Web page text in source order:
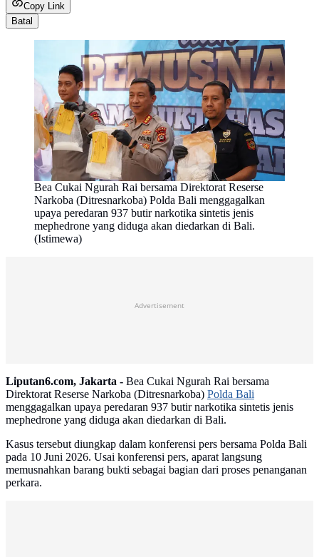
Copy Link
Batal
Bea Cukai Ngurah Rai bersama Direktorat Reserse
Narkoba (Ditresnarkoba) Polda Bali menggagalkan
upaya peredaran 937 butir narkotika sintetis jenis
mephedrone yang diduga akan diedarkan di Bali.
(Istimewa)
Advertisement
Liputan6.com, Jakarta - Bea Cukai Ngurah Rai bersama
Direktorat Reserse Narkoba (Ditresnarkoba) Polda Bali
menggagalkan upaya peredaran 937 butir narkotika sintetis jenis
mephedrone yang diduga akan diedarkan di Bali.
Kasus tersebut diungkap dalam konferensi pers bersama Polda Bali
pada 10 Juni 2026. Usai konferensi pers, aparat langsung
memusnahkan barang bukti sebagai bagian dari proses penanganan
perkara.